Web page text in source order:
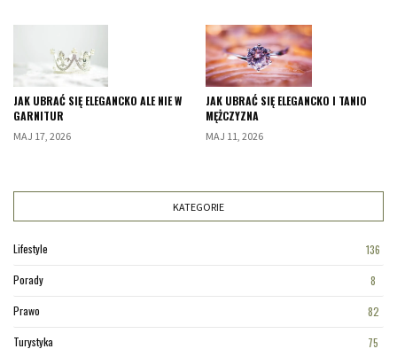
JAK UBRAĆ SIĘ ELEGANCKO ALE NIE W
GARNITUR
MAJ 17, 2026
JAK UBRAĆ SIĘ ELEGANCKO I TANIO
MĘŻCZYZNA
MAJ 11, 2026
KATEGORIE
Lifestyle
136
Porady
8
Prawo
82
Turystyka
75